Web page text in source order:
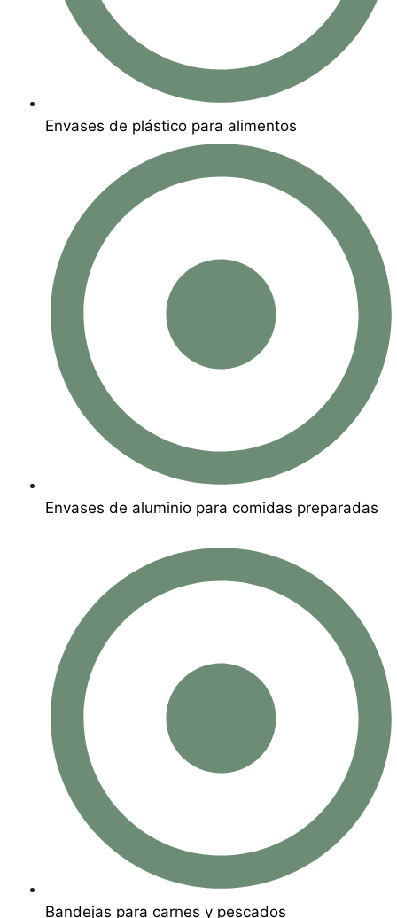
Envases de plástico para alimentos
Envases de aluminio para comidas preparadas
Bandejas para carnes y pescados